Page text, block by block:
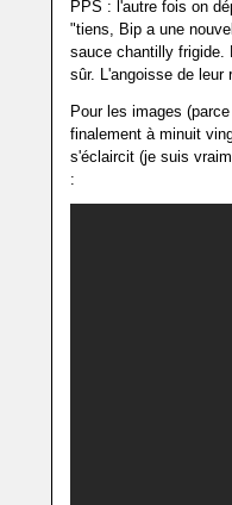
PPS : l'autre fois on
"tiens, Bip a une
sauce chantilly frigide.
sûr. L'angoisse de leur
Pour les images
finalement à minuit
s'éclaircit (je suis
: